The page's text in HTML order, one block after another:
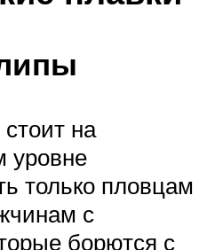
на
уровне
только пловцам
с
борются с